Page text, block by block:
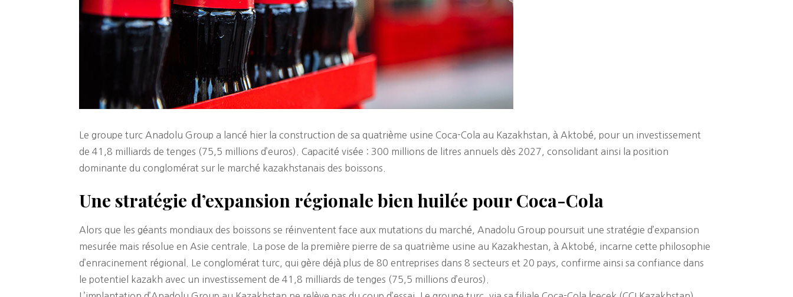
Le groupe turc Anadolu Group a lancé hier la construction de sa quatrième usine Coca-Cola au Kazakhstan, à Aktobé, pour un investissement
de 41,8 milliards de tenges (75,5 millions d’euros). Capacité visée : 300 millions de litres annuels dès 2027, consolidant ainsi la position
dominante du conglomérat sur le marché kazakhstanais des boissons.
Une stratégie d’expansion régionale bien huilée pour Coca-Cola
Alors que les géants mondiaux des boissons se réinventent face aux mutations du marché, Anadolu Group poursuit une stratégie d’expansion
mesurée mais résolue en Asie centrale. La pose de la première pierre de sa quatrième usine au Kazakhestan, à Aktobé, incarne cette philosophie
d’enracinement régional. Le conglomérat turc, qui gère déjà plus de 80 entreprises dans 8 secteurs et 20 pays, confirme ainsi sa confiance dans
le potentiel kazakh avec un investissement de 41,8 milliards de tenges (75,5 millions d’euros).